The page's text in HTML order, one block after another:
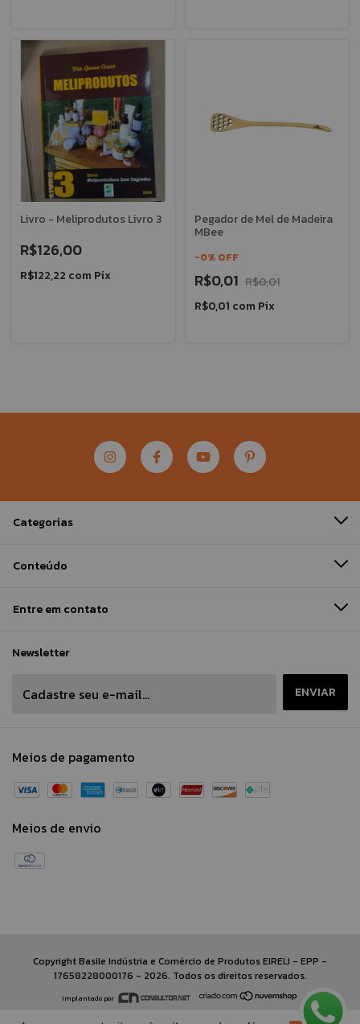
Livro - Meliprodutos Livro 3
R$126,00
R$122,22 com Pix
Pegador de Mel de Madeira
MBee
-0% OFF
R$0,01 R$0,01
R$0,01 com Pix
Categorias
Conteúdo
Entre em contato
Newsletter
Meios de pagamento
Meios de envio
Copyright Basile Indústria e Comércio de Produtos EIRELI - EPP -
17658228000176 - 2026. Todos os direitos reservados.
implantado por